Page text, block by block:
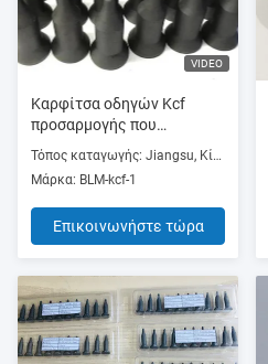
VIDEO
Καρφίτσα οδηγών Kcf
προσαρμογής που
χρησιμοποιείται στη
συγκόλληση στηριγμάτων
συγκόλλησης καρυδιών
συγκόλλησης προβολής
Τόπος καταγωγής: Jiangsu, Κίνα (ηπειρωτική χώρα)
Μάρκα: BLM-kcf-1
Επικοινωνήστε τώρα